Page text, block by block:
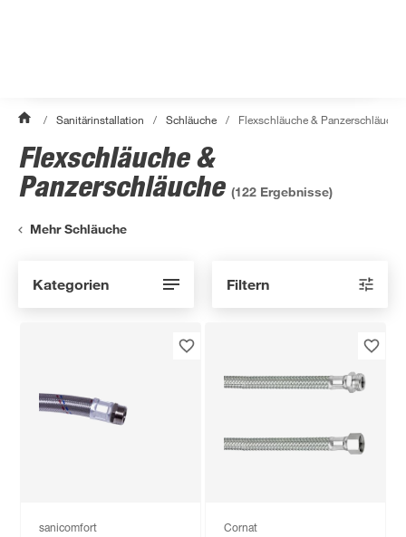
/ Sanitärinstallation / Schläuche / Flexschläuche & Panzerschläuche
Flexschläuche &
Panzerschläuche (122 Ergebnisse)
Mehr Schläuche
Kategorien Filtern
sanicomfort Cornat